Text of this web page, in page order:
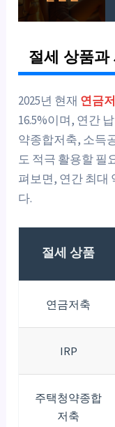
절세 상품과
2025년 현재 연금
16.5%이며, 연간
약종합저축, 소득
도 적극 활용할 필
펴보면, 연간 최대
다.
절세 상품
연금저축
IRP
주택청약종합
저축